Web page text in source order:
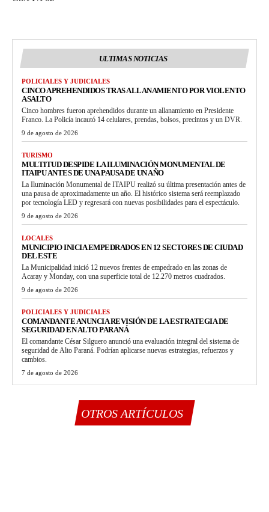
ULTIMAS NOTICIAS
POLICIALES Y JUDICIALES
CINCO APREHENDIDOS TRAS ALLANAMIENTO POR VIOLENTO
ASALTO
Cinco hombres fueron aprehendidos durante un allanamiento en Presidente
Franco. La Policía incautó 14 celulares, prendas, bolsos, precintos y un DVR.
9 de agosto de 2026
TURISMO
MULTITUD DESPIDE LA ILUMINACIÓN MONUMENTAL DE
ITAIPU ANTES DE UNA PAUSA DE UN AÑO
La Iluminación Monumental de ITAIPU realizó su última presentación antes de
una pausa de aproximadamente un año. El histórico sistema será reemplazado
por tecnología LED y regresará con nuevas posibilidades para el espectáculo.
9 de agosto de 2026
LOCALES
MUNICIPIO INICIA EMPEDRADOS EN 12 SECTORES DE CIUDAD
DEL ESTE
La Municipalidad inició 12 nuevos frentes de empedrado en las zonas de
Acaray y Monday, con una superficie total de 12.270 metros cuadrados.
9 de agosto de 2026
POLICIALES Y JUDICIALES
COMANDANTE ANUNCIA REVISIÓN DE LA ESTRATEGIA DE
SEGURIDAD EN ALTO PARANÁ
El comandante César Silguero anunció una evaluación integral del sistema de
seguridad de Alto Paraná. Podrían aplicarse nuevas estrategias, refuerzos y
cambios.
7 de agosto de 2026
OTROS ARTÍCULOS